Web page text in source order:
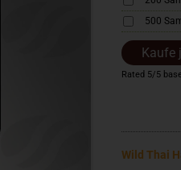
500
Kaufe
Rated 5/5
Wild Thai